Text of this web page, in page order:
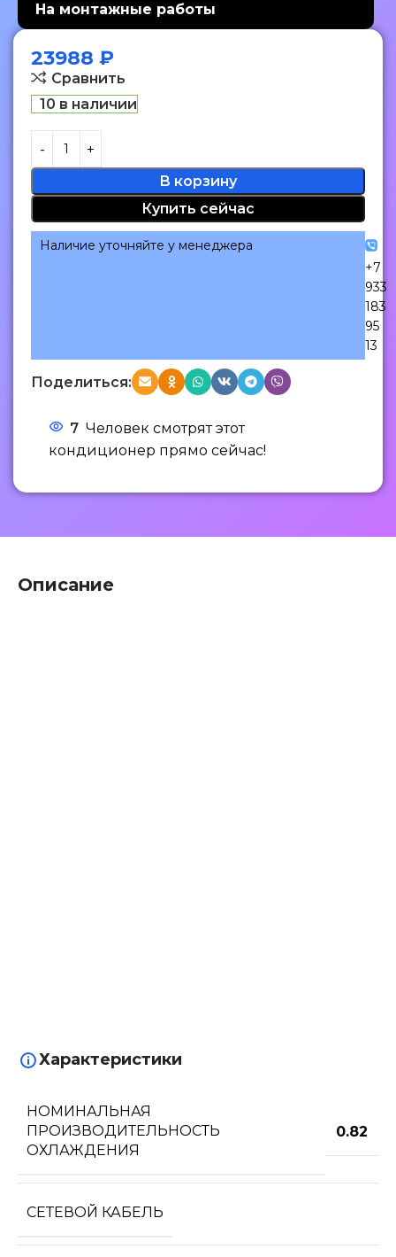
На монтажные работы
23988 ₽
Сравнить
10 в наличии
В корзину
Купить сейчас
Наличие уточняйте у менеджера
+7
933
183
95
13
Поделиться:
7 Человек смотрят этот
кондиционер прямо сейчас!
Описание
Характеристики
НОМИНАЛЬНАЯ
ПРОИЗВОДИТЕЛЬНОСТЬ
ОХЛАЖДЕНИЯ
0.82
СЕТЕВОЙ КАБЕЛЬ